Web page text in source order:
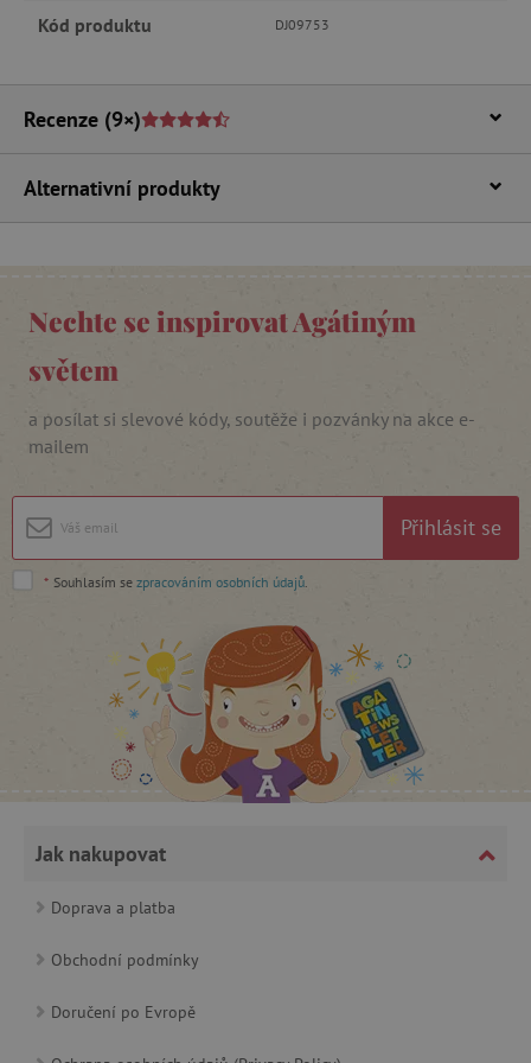
Kód produktu DJ09753
Recenze (9×)
Alternativní produkty
Nechte se inspirovat Agátiným
světem
a posílat si slevové kódy, soutěže i pozvánky na akce e-
mailem
Přihlásit se
* Souhlasím se zpracováním osobních údajů
Jak nakupovat
Doprava a platba
Obchodní podmínky
Doručení po Evropě
Nezbytně nutné soubory cookie umožňují
stránky nelze bez nezbytně nutných souborů
cookie správně používat.
Název
__cf_bm